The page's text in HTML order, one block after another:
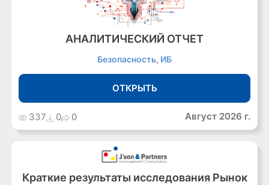
АНАЛИТИЧЕСКИЙ ОТЧЕТ
Безопасность, ИБ
ОТКРЫТЬ
337 0 0 Август 2026 г.
Краткие результаты исследования Рынок